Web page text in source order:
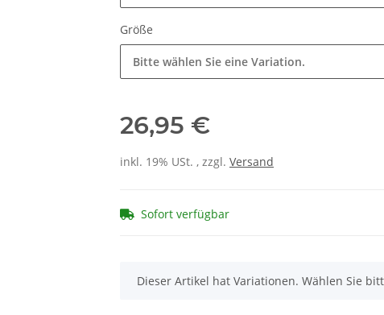
Größe
Bitte wählen Sie eine Variation.
26,95 €
inkl. 19% USt. , zzgl. Versand
Sofort verfügbar
x
Dieser Artikel hat Variationen. Wählen Sie